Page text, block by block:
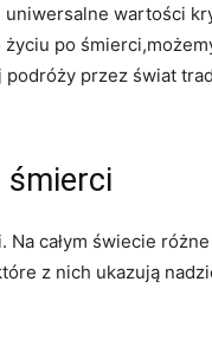
wartości
po
przez świat
śmierci
całym świecie
z nich ukazują